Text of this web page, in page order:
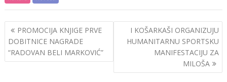
Post
navigation
PROMOCIJA KNJIGE PRVE
DOBITNICE NAGRADE
“RADOVAN BELI MARKOVIĆ”
I KOŠARKAŠI ORGANIZUJU
HUMANITARNU SPORTSKU
MANIFESTACIJU ZA
MILOŠA